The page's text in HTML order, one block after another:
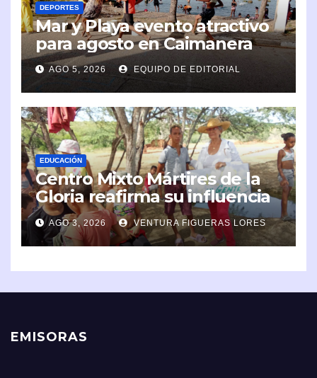
DEPORTES
Mar y Playa evento atractivo
para agosto en Caimanera
AGO 5, 2026 EQUIPO DE EDITORIAL
EDUCACIÓN
Centro Mixto Mártires de la
Gloria reafirma su influencia
en la comunidad
AGO 3, 2026 VENTURA FIGUERAS LORES
EMISORAS